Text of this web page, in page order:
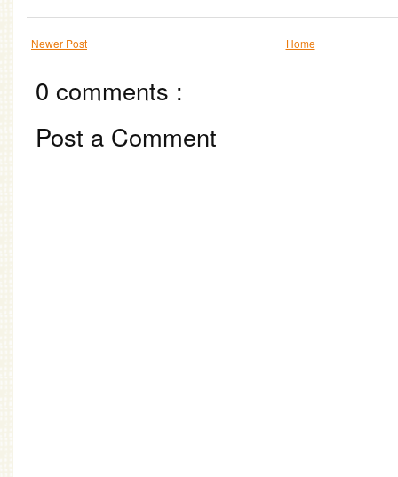
Newer Post Home
0 comments :
Post a Comment